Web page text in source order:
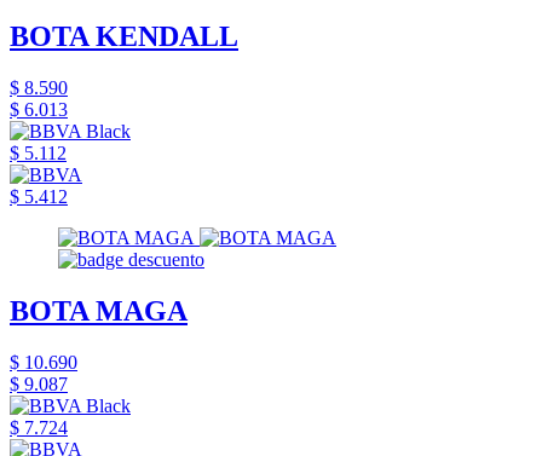
BOTA KENDALL
$ 8.590
$ 6.013
$ 5.112
$ 5.412
BOTA MAGA
$ 10.690
$ 9.087
$ 7.724